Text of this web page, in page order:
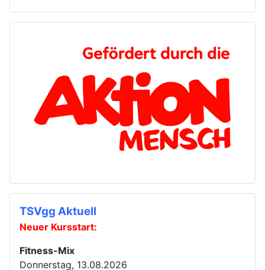
TSVgg Aktuell
Neuer Kursstart:
Fitness-Mix
Donnerstag, 13.08.2026